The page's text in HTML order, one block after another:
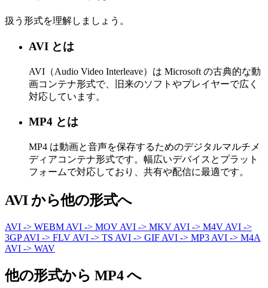
扱う形式を理解しましょう。
AVI とは
AVI（Audio Video Interleave）は Microsoft の古典的な動
画コンテナ形式で、旧来のソフトやプレイヤーで広く
対応しています。
MP4 とは
MP4 は動画と音声を保存するためのデジタルマルチメ
ディアコンテナ形式です。幅広いデバイスとプラット
フォームで対応しており、共有や配信に最適です。
AVI から他の形式へ
AVI -> WEBM AVI -> MOV AVI -> MKV AVI -> M4V AVI ->
3GPAVI -> FLV AVI -> TS AVI -> GIF AVI -> MP3 AVI -> M4A
AVI -> WAV
他の形式から MP4 へ